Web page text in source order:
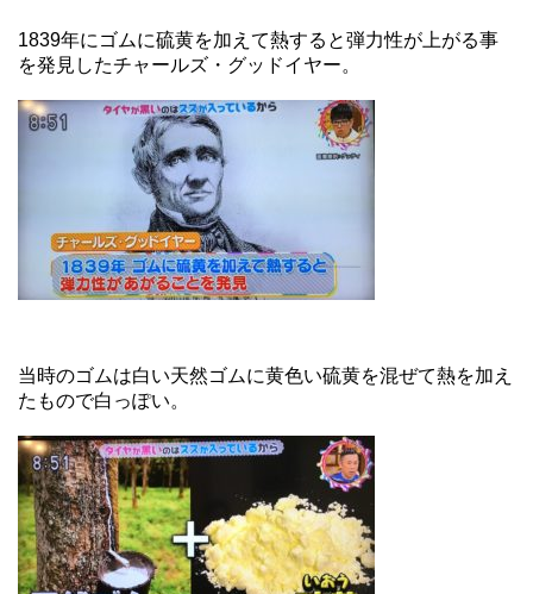
1839年にゴムに硫黄を加えて熱すると弾力性が上がる事
を発見したチャールズ・グッドイヤー。
当時のゴムは白い天然ゴムに黄色い硫黄を混ぜて熱を加え
たもので白っぽい。